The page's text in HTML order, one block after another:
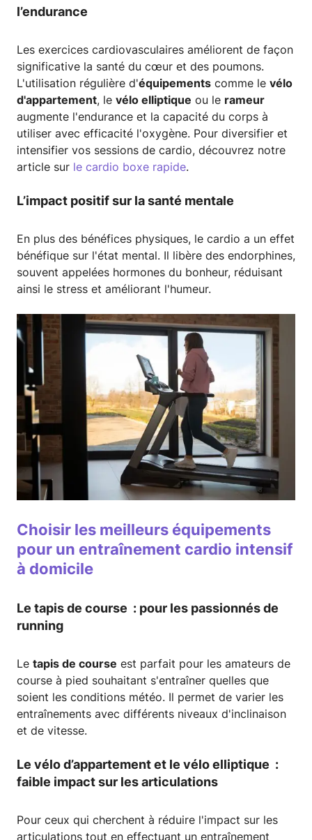
l’endurance
Les exercices cardiovasculaires améliorent de façon
significative la santé du cœur et des poumons.
L'utilisation régulière d'équipements comme le vélo
d'appartement, le vélo elliptique ou le rameur
augmente l'endurance et la capacité du corps à
utiliser avec efficacité l'oxygène. Pour diversifier et
intensifier vos sessions de cardio, découvrez notre
article sur le cardio boxe rapide.
L’impact positif sur la santé mentale
En plus des bénéfices physiques, le cardio a un effet
bénéfique sur l'état mental. Il libère des endorphines,
souvent appelées hormones du bonheur, réduisant
ainsi le stress et améliorant l'humeur.
Choisir les meilleurs équipements
pour un entraînement cardio intensif
à domicile
Le tapis de course : pour les passionnés de
running
Le tapis de course est parfait pour les amateurs de
course à pied souhaitant s'entraîner quelles que
soient les conditions météo. Il permet de varier les
entraînements avec différents niveaux d'inclinaison
et de vitesse.
Le vélo d’appartement et le vélo elliptique :
faible impact sur les articulations
Pour ceux qui cherchent à réduire l'impact sur les
articulations tout en effectuant un entraînement